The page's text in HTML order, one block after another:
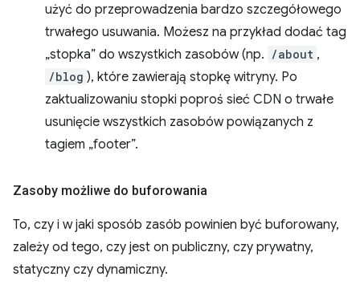
użyć do przeprowadzenia bardzo szczegółowego
trwałego usuwania. Możesz na przykład dodać tag
„stopka” do wszystkich zasobów (np. /about ,
/blog ), które zawierają stopkę witryny. Po
zaktualizowaniu stopki poproś sieć CDN o trwałe
usunięcie wszystkich zasobów powiązanych z
tagiem „footer”.
Zasoby możliwe do buforowania
To, czy i w jaki sposób zasób powinien być buforowany,
zależy od tego, czy jest on publiczny, czy prywatny,
statyczny czy dynamiczny.